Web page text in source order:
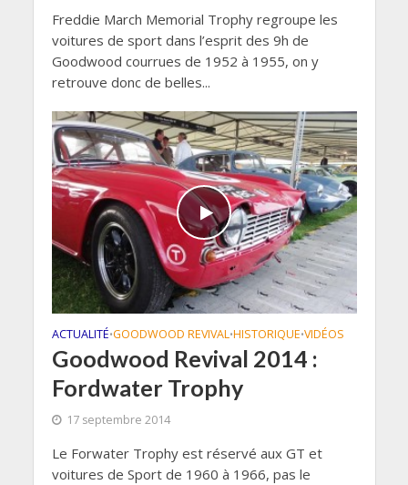
Freddie March Memorial Trophy regroupe les
voitures de sport dans l’esprit des 9h de
Goodwood courrues de 1952 à 1955, on y
retrouve donc de belles...
ACTUALITÉ•GOODWOOD REVIVAL•HISTORIQUE•VIDÉOS
Goodwood Revival 2014 :
Fordwater Trophy
17 septembre 2014
Le Forwater Trophy est réservé aux GT et
voitures de Sport de 1960 à 1966, pas le